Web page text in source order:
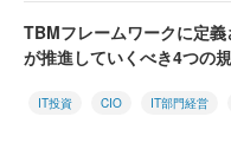
TBMフレームワークに定
が推進していくべき4つの
IT投資 CIO IT部門経営